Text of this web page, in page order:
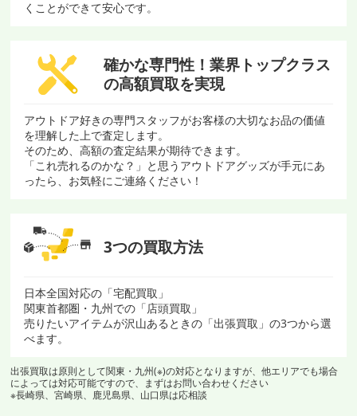
くことができて安心です。
確かな専門性！ 業界トップクラス
の高額買取を実現
アウトドア好きの専門スタッフがお客様の大切なお品の価値
を理解した上で査定します。
そのため、高額の査定結果が期待できます。
「これ売れるのかな？」と思うアウトドアグッズが手元にあ
ったら、お気軽にご連絡ください！
3つの買取方法
日本全国対応の「宅配買取」
関東首都圏・九州での「店頭買取」
売りたいアイテムが沢山あるときの「出張買取」の3つから選
べます。
出張買取は原則として関東・九州(※)の対応となりますが、他エリアでも場合
によっては対応可能ですので、まずはお問い合わせください
※長崎県、宮崎県、鹿児島県、山口県は応相談